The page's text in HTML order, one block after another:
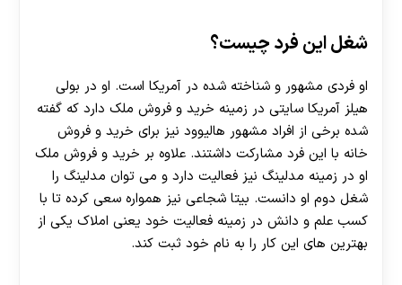
شغل این فرد چیست؟
او فردی مشهور و شناخته شده در آمریکا است. او در بولی
هیلز آمریکا سایتی در زمینه خرید و فروش ملک دارد که گفته
شده برخی از افراد مشهور هالیوود نیز برای خرید و فروش
خانه با این فرد مشارکت داشتند. علاوه بر خرید و فروش ملک
او در زمینه مدلینگ نیز فعالیت دارد و می توان مدلینگ را
شغل دوم او دانست. بیتا شجاعی نیز همواره سعی کرده تا با
کسب علم و دانش در زمینه فعالیت خود یعنی املاک یکی از
بهترین های این کار را به نام خود ثبت کند.